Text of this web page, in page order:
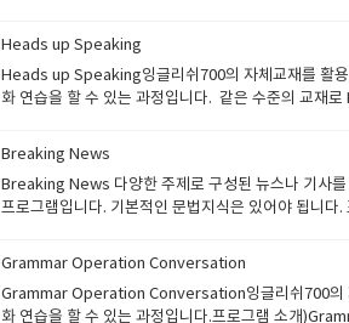
구사할 수 있도록 지도● 필요에 따라 매 수업시작 하
활용하여 문장 만들어 보기 학생들 수업 준비 방법)
요!! 목차를 보시면 관심사 / 바디랭귀지 / 우정 / 어린
이 생각하는 관심사와 취미에 대해서 이야기 하고 있
테일하고 길게 말이죠 예를 들어가면서 설명하는 것
니다.바디랭귀지에 대해서 설명을 하고 바디랭귀지
니다 왜 바디랭귀지가 중요하다고 생각하시나요??처
세요 ​ ​ 레슨 3입니다.우정이 여러분에게 미치는 영향
행하여 중급 이상의 학생들이 수강 가능한 과정입니
당 주제에 대한 기사를 읽고 토론● 특정분야를 가리
생님들 수업 방향)● 최근 이슈를 다루어야 하므로 이
Heads up Speaking
Heads up Speaking잉글리쉬700의 자체교재를 활용
화 연습을 할 수 있는 과정입니다. 같은 수준의 교재
700에서 자체적으로 개발한 교재입니다. 중급자들을
Speaking 과정은 기초 회화 과정입니다. 잉글리쉬
한 분들은 기초 문법 과정을 정리한 뒤 수강하면 좋
어 교재● 특정 주제에 대한 article을 통해 주제에 대
자신의 의견을 말할 수 있도록 유도하기● 필요에 따
업 준비 방법) ● 오늘 배운 내용은 꼭 복습하기● 영어
Breaking News
Breaking News 다양한 주제로 구성된 뉴스나 기사를
프로그램입니다. 기본적인 문법지식은 있어야 됩니
슈들을 영어로 토론 및 의견을 나누며 영어를 배우게
리가 되어있으며, 지문을 읽고 이해한 뒤 주제대한
Beginner 3 부터 수강 가능​ 교재 안내)Breaking
Grammar Operation Conversation
Grammar Operation Conversation잉글리쉬700의
화 연습을 할 수 있는 과정입니다.프로그램 소개